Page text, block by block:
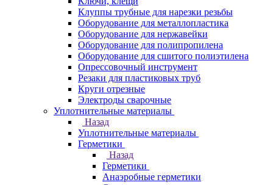
Клуппы трубные для нарезки резьбы
Оборудование для металлопластика
Оборудование для нержавейки
Оборудование для полипропилена
Оборудование для сшитого полиэтилена
Опрессовочный инструмент
Резаки для пластиковых труб
Круги отрезные
Электроды сварочные
Уплотнительные материалы
Назад
Уплотнительные материалы
Герметики
Назад
Герметики
Анаэробные герметики